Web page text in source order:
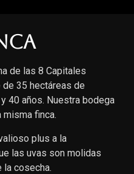
de las 8 Capitales
35 hectáreas de
40 años. Nuestra bodega
finca.
plus a la
las uvas son molidas
la cosecha.